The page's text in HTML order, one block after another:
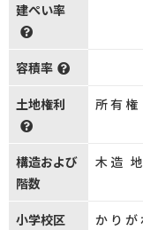
建ぺい率
容積率
土地権利 所有権
構造および
階数
木造
小学校区 かり